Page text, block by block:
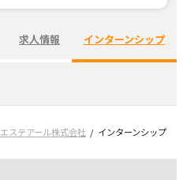
求人情報 インターンシップ
エステアール株式会社 インターンシップ